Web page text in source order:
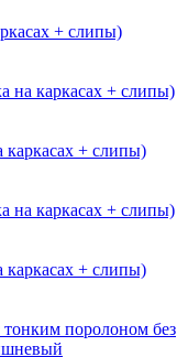
+ слипы)
каркасах + слипы)
каркасах + слипы)